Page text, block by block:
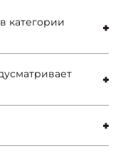
категории